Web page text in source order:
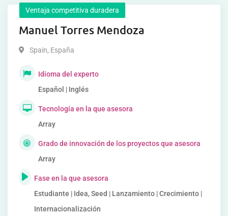
Ventaja competitiva duradera
Manuel Torres Mendoza
Spain, España
Idioma del experto
Español | Inglés
Tecnología en la que asesora
Array
Grado de innovación de los proyectos que asesora
Array
Fase en la que asesora
Estudiante | Idea, Seed | Lanzamiento | Crecimiento |
Internacionalización